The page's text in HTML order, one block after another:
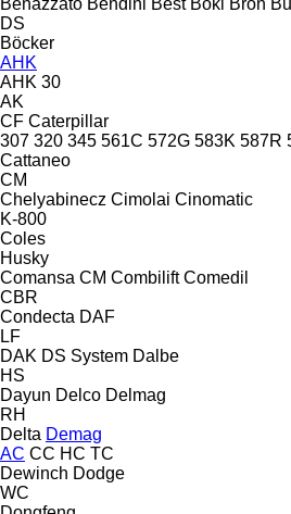
DS
Böcker
AHK
AHK 30
AK
CF Caterpillar
307 320 345 561C 572G 583K 587R
Cattaneo
CM
Chelyabinecz Cimolai Cinomatic
K-800
Coles
Husky
Comansa CM Combilift Comedil
CBR
Condecta DAF
LF
DAK DS System Dalbe
HS
Dayun Delco Delmag
RH
Delta Demag
AC CC HC TC
Dewinch Dodge
WC